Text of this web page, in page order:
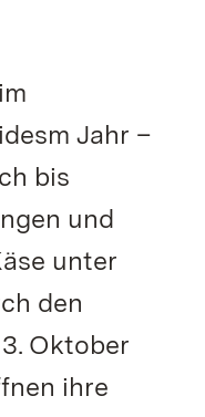
Jahr –
bis
und
unter
den
Oktober
ihre